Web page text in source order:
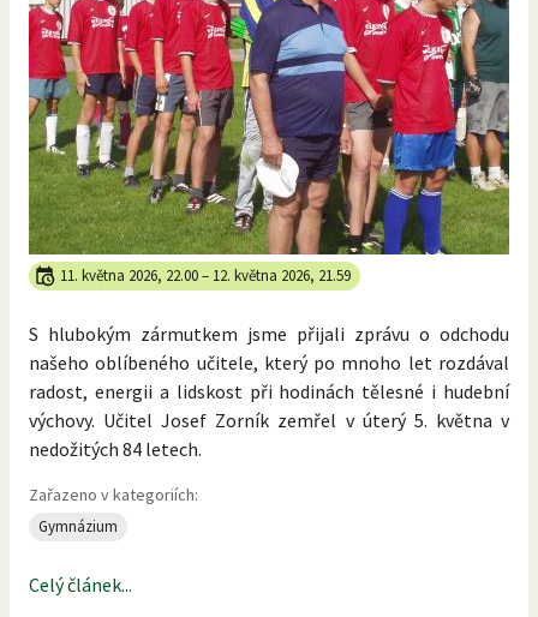
11. května 2026, 22.00– 12. května 2026, 21.59
S hlubokým zármutkem jsme přijali zprávu o odchodu
našeho oblíbeného učitele, který po mnoho let rozdával
radost, energii a lidskost při hodinách tělesné i hudební
výchovy. Učitel Josef Zorník zemřel v úterý 5. května v
nedožitých 84 letech.
Zařazeno v kategoriích:
Gymnázium
Celý článek...